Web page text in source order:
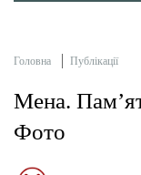
Головна Публікації
Мена.
Фото